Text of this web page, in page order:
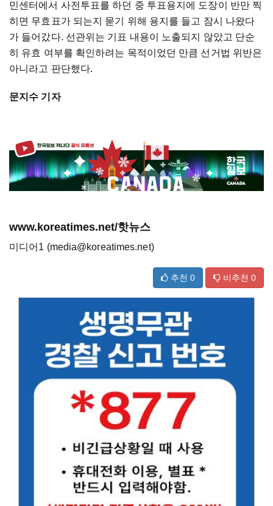
민센터에서 사전투표를 하던 중 투표용지에 도장이 반만 찍
히면 무효표가 되는지 묻기 위해 용지를 들고 잠시 나왔다
가 들어갔다. 선관위는 기표 내용이 노출되지 않았고 단순
히 유효 여부를 확인하려는 목적이었던 만큼 선거법 위반은
아니라고 판단했다.
문지수 기자
www.koreatimes.net/핫뉴스
미디어1 (media@koreatimes.net)
추천 0 비추천 0